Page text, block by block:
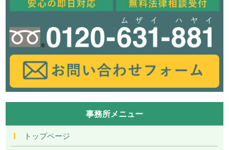
事務所メニュー
トップページ